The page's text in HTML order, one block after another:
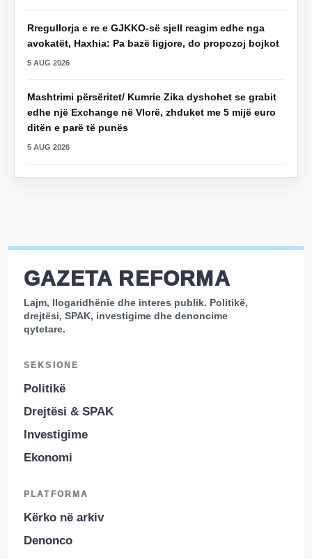
Rregullorja e re e GJKKO-së sjell reagim edhe nga
avokatët, Haxhia: Pa bazë ligjore, do propozoj bojkot
5 AUG 2026
Mashtrimi përsëritet/ Kumrie Zika dyshohet se grabit
edhe një Exchange në Vlorë, zhduket me 5 mijë euro
ditën e parë të punës
5 AUG 2026
GAZETA REFORMA
Lajm, llogaridhënie dhe interes publik. Politikë,
drejtësi, SPAK, investigime dhe denoncime
qytetare.
SEKSIONE
Politikë
Drejtësi & SPAK
Investigime
Ekonomi
PLATFORMA
Kërko në arkiv
Denonco